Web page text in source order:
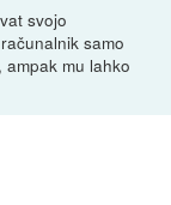
svojo
samo
mu lahko